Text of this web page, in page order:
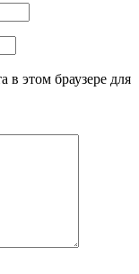
в этом браузере для